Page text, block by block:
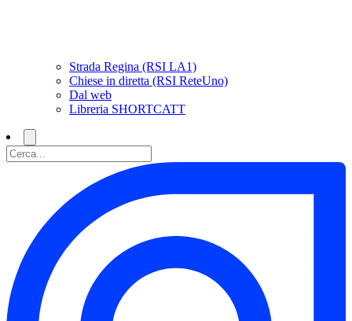
Strada Regina (RSI LA1)
Chiese in diretta (RSI ReteUno)
Dal web
Libreria SHORTCATT